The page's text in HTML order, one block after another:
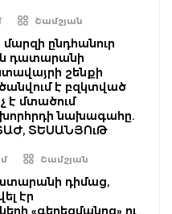
Շամշյան
ընդհանուր
դատարանի
շենքի
է բզկտված
է մտածում
խորհրդի նախագահը.
ՏԵՍԱՆՅՈւԹ
Շամշյան
դիմաց,
էր
«գերեզմանոց» ու